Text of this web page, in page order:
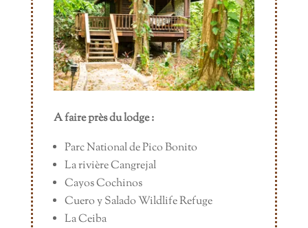
A faire près du lodge :
Parc National de Pico Bonito
La rivière Cangrejal
Cayos Cochinos
Cuero y Salado Wildlife Refuge
La Ceiba